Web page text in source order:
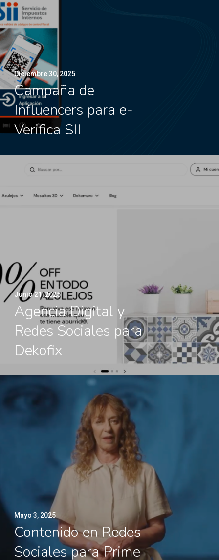
Diciembre 30, 2025
Campaña de
Influencers para e-
Verifica SII
Junio 21, 2025
Agencia Digital y
Redes Sociales para
Dekofix
Mayo 3, 2025
Contenido en Redes
Sociales para Prime